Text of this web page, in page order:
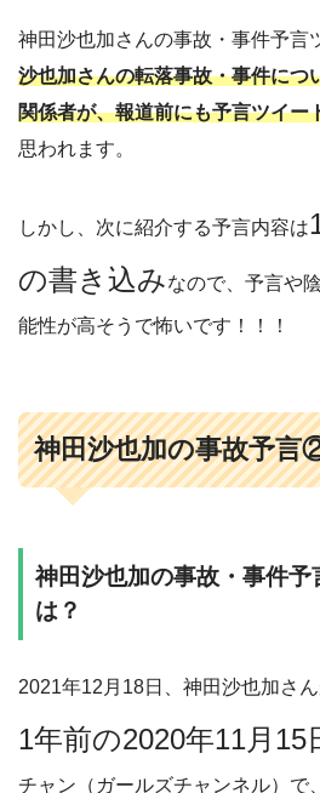
神田沙也加さんの事故・事件予言
沙也加さんの転落事故・事件につ
関係者が、報道前にも予言ツイー
思われます。
しかし、次に紹介する予言内容は
の書き込みなので、予言や
能性が高そうで怖いです！！！
神田沙也加の事故予言
神田沙也加の事故・事件予
は？
2021年12月18日、神田沙也加さ
1年前の2020年11月15
チャン（ガールズチャンネル）で、